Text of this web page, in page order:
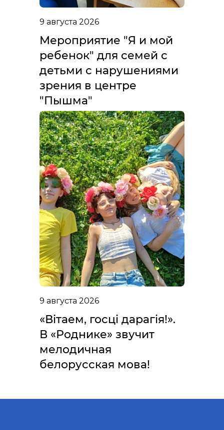
9 августа 2026
Мероприятие "Я и мой
ребенок" для семей с
детьми с нарушениями
зрения в центре
"Пышма"
9 августа 2026
«Вітаем, госці дарагія!».
В «Роднике» звучит
мелодичная
белорусская мова!